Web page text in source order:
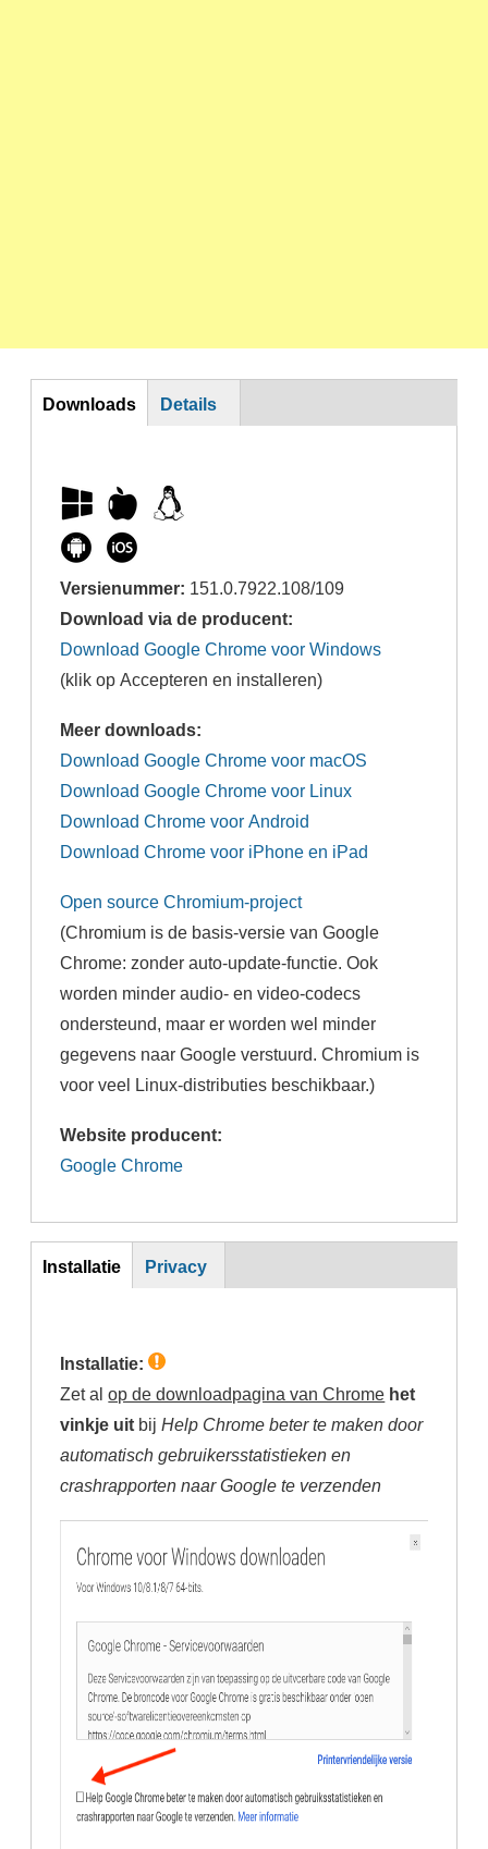
DL
Downloads Details
Versienummer: 151.0.7922.108/109
Download via de producent:
Download Google Chrome voor Windows
(klik op Accepteren en installeren)
Meer downloads:
Download Google Chrome voor macOS
Download Google Chrome voor Linux
Download Chrome voor Android
Download Chrome voor iPhone en iPad
Open source Chromium-project
(Chromium is de basis-versie van Google
Chrome: zonder auto-update-functie. Ook
worden minder audio- en video-codecs
ondersteund, maar er worden wel minder
gegevens naar Google verstuurd. Chromium is
voor veel Linux-distributies beschikbaar.)
Website producent:
Google Chrome
Inst
Installatie
Privacy
Installatie:
Zet alop de downloadpagina van Chrome het
vinkje uit bijHelp Chrome beter te maken door
automatisch gebruikersstatistieken en
crashrapporten naar Google te verzenden